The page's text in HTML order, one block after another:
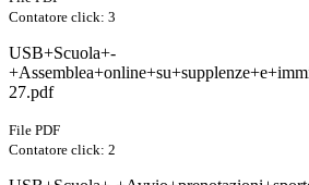
Contatore click: 3
USB+Scuola+-
27.pdf
File PDF
Contatore click: 2